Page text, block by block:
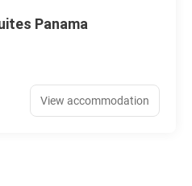
Panama
View accommodation